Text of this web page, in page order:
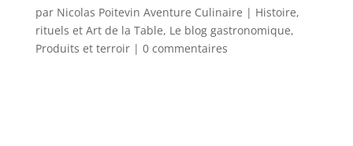
par Nicolas Poitevin Aventure Culinaire | Histoire,
rituels et Art de la Table, Le blog gastronomique,
Produits et terroir| 0 commentaires